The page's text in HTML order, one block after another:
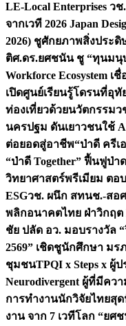
LE-Local Enterprises วช
จากเวที 2026 Japan
2026) ชูศักยภาพสิ่งประ
ติศ.ดร.ยศชนัน ชู “ทุนมนุ
Workforce Ecosystem
เปิดศูนย์เรียนรู้โดรนที่อุ
ท่องเที่ยวด้วยนวัตกรรมว
นครปฐม ดันเยาวชนใช้
ต่อยอดสู่อาชีพ“ป่าดี ครี
“ป่าดี Together” ฟื้นฟูป่า
วิทยาศาสตร์พรีเมียม ตอ
ESGวช. ผนึก สทนช.-สอ
พลิกอนาคตไทย ฝ่าวิกฤต
ชัย ปลัด อว. มอบรางวัล
2569” เชิดชูนักศึกษา ม
ชุมชนTPQI x Steps x ผู้
Neurodivergent ผู้ที่มีค
การทำงานนักวิจัยไทยสุด
งาน จาก 7 เวทีโลก “ยศ